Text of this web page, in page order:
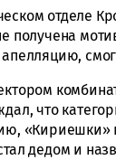
отделе
получена
апелляцию,
что
«Кириешки»
дедом и